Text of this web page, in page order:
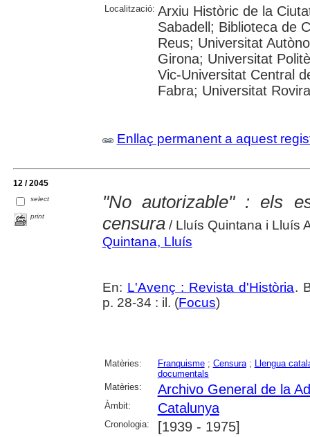
Localització: Arxiu Històric de la
Sabadell; Biblioteca de
Reus; Universitat
Girona; Universitat
Vic-Universitat Central
Fabra; Universitat
Enllaç permanent a aquest
12 / 2045
select
print
"No autorizable" : els
censura/ Lluís Quintana i Lluís
Quintana, Lluís
En: L'Avenç : Revista d'Història.
p. 28-34 : il. (Focus)
Matèries: Franquisme; Censura; Llengua
documentals
Matèries:
Archivo General de la
Àmbit: Catalunya
Cronologia: [1939 - 1975]